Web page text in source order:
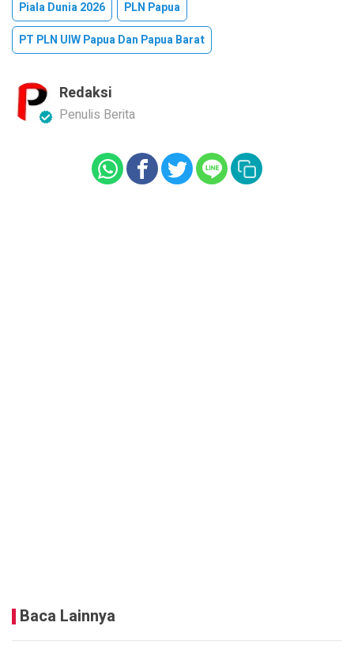
Piala Dunia 2026
PLN Papua
PT PLN UIW Papua Dan Papua Barat
Redaksi
Penulis Berita
Baca Lainnya